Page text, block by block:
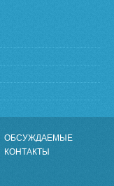
ОБСУЖДАЕМЫЕ
КОНТАКТЫ